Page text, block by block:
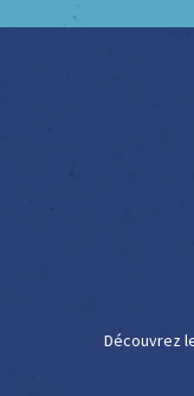
Découvrez